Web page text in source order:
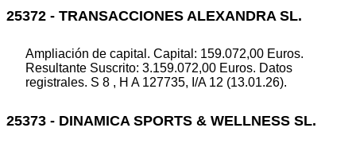
25372 - TRANSACCIONES ALEXANDRA SL.
Ampliación de capital. Capital: 159.072,00 Euros.
Resultante Suscrito: 3.159.072,00 Euros. Datos
registrales. S 8 , H A 127735, I/A 12 (13.01.26).
25373 - DINAMICA SPORTS & WELLNESS SL.